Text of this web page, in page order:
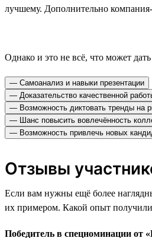
лучшему. Дополнительно
Однако и это не всё, что может
— Самоанализ и навыки презентации
— Доказательство качественной
— Возможность диктовать тренды на
— Шанс повысить вовлечённость
— Возможность привлечь новых
Отзывы
Если вам нужны ещё более
их примером. Какой опыт
Победитель в спецноминации от